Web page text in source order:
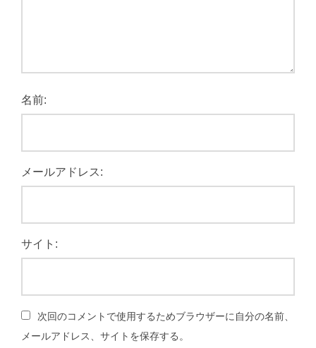
名前:
メールアドレス:
サイト:
次回のコメントで使用するためブラウザーに自分の名前、
メールアドレス、サイトを保存する。